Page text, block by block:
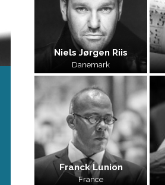
Niels Jørgen Riis
Danemark
Franck Lunion
France